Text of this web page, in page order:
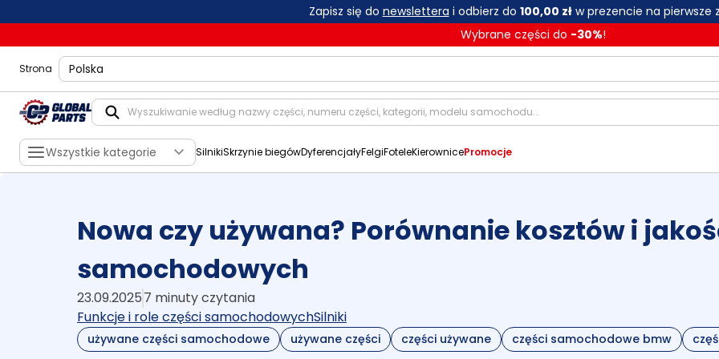
Zapisz się do newslettera i odbierz do 100,00 złw prezencie na pierwsze
Wybrane części do -30%!
Strona shippingLocation
Wszystkie kategorie SilnikiSkrzynie biegówDyferencjałyFelgiFoteleKierownicePromocje
Nowa czy używana? Porównanie kosztów i
samochodowych
23.09.20257 minuty czytania
Funkcje i role części samochodowychSilniki
używane części samochodowe używane części części używane części samochodowe bmw